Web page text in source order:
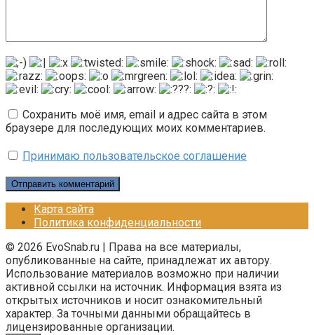
Сохранить моё имя, email и адрес сайта в этом
браузере для последующих моих комментариев.
Принимаю пользовательское соглашение
Карта сайта
Политика конфиденциальности
© 2026 EvoSnab.ru | Права на все материалы,
опубликованные на сайте, принадлежат их автору.
Использование материалов возможно при наличии
активной ссылки на источник. Информация взята из
открытых источников и носит ознакомительный
характер. За точными данными обращайтесь в
лицензированные организации.